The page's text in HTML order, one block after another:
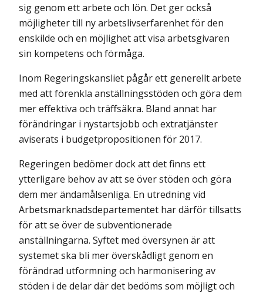
sig genom ett arbete och lön. Det ger också
möjligheter till ny arbetslivserfarenhet för den
enskilde och en möjlighet att visa arbetsgivaren
sin kompetens och förmåga.
Inom Regeringskansliet pågår ett generellt arbete
med att förenkla anställningsstöden och göra dem
mer effektiva och träffsäkra. Bland annat har
förändringar i nystartsjobb och extratjänster
aviserats i budgetpropositionen för 2017.
Regeringen bedömer dock att det finns ett
ytterligare behov av att se över stöden och göra
dem mer ändamålsenliga. En utredning vid
Arbetsmarknadsdepartementet har därför tillsatts
för att se över de subventione­rade
anställningarna. Syftet med översynen är att
systemet ska bli mer överskådligt genom en
förändrad utformning och harmonisering av
stöden i de delar där det bedöms som möjligt och